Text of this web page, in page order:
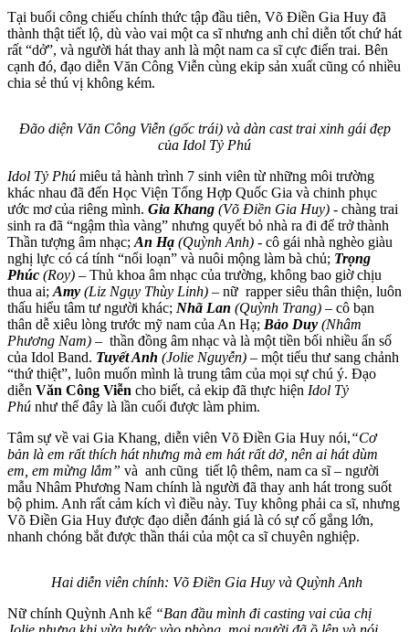
Tại buổi công chiếu chính thức tập đầu tiên, Võ Điền Gia Huy đã
thành thật tiết lộ, dù vào vai một ca sĩ nhưng anh chỉ diễn tốt chứ hát
rất “dở”, và người hát thay anh là một nam ca sĩ cực điển trai. Bên
cạnh đó, đạo diễn Văn Công Viễn cùng ekip sản xuất cũng có nhiều
chia sẻ thú vị không kém.
Đão diện Văn Công Viễn (gốc trái) và dàn cast trai xinh gái đẹp
của Idol Tỷ Phú
Idol Tỷ Phú miêu tả hành trình 7 sinh viên từ những môi trường
khác nhau đã đến Học Viện Tổng Hợp Quốc Gia và chinh phục
ước mơ của riêng mình. Gia Khang (Võ Điền Gia Huy) - chàng trai
sinh ra đã “ngậm thìa vàng” nhưng quyết bỏ nhà ra đi để trở thành
Thần tượng âm nhạc; An Hạ (Quỳnh Anh) - cô gái nhà nghèo giàu
nghị lực có cá tính “nổi loạn” và nuôi mộng làm bà chủ; Trọng
Phúc (Roy) – Thủ khoa âm nhạc của trường, không bao giờ chịu
thua ai; Amy (Liz Ngụy Thùy Linh) – nữ rapper siêu thân thiện, luôn
thấu hiểu tâm tư người khác; Nhã Lan (Quỳnh Trang) – cô bạn
thân dễ xiêu lòng trước mỹ nam của An Hạ; Bảo Duy (Nhâm
Phương Nam) – thần đồng âm nhạc và là một tiền bối nhiều ẩn số
của Idol Band. Tuyết Anh (Jolie Nguyễn) – một tiểu thư sang chảnh
“thứ thiệt”, luôn muốn mình là trung tâm của mọi sự chú ý. Đạo
diễn Văn Công Viễn cho biết, cả ekip đã thực hiện Idol Tỷ
Phú như thể đây là lần cuối được làm phim.
Tâm sự về vai Gia Khang diễn viên Võ Điền Gia Huy nói,“Cơ
bản là em rất thích hát nhưng mà em hát rất dở, nên ai hát dùm
em, em mừng lắm” và anh cũng tiết lộ thêm, nam ca sĩ – người
mẫu Nhâm Phương Nam chính là người đã thay anh hát trong suốt
bộ phim. Anh rất cảm kích vì điều này. Tuy không phải ca sĩ, nhưng
Võ Điền Gia Huy được đạo diễn đánh giá là có sự cố gắng lớn,
nhanh chóng bắt được thần thái của một ca sĩ chuyên nghiệp.
Hai diễn viên chính: Võ Điền Gia Huy và Quỳnh Anh
Nữ chính Quỳnh Anh kể “Ban đầu mình đi casting vai của chị